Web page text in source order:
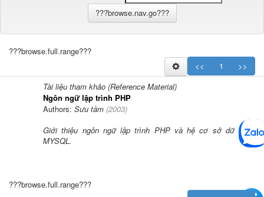
???browse.full.range???
<<
1
>>
Tài liệu tham khảo (Reference Material)
Ngôn ngữ lập trình PHP
Authors: Sưu tầm (2003)
Giới thiệu ngôn ngữ lập trình PHP và hệ cơ sở dữ liệu
MYSQL.
???browse.full.range???